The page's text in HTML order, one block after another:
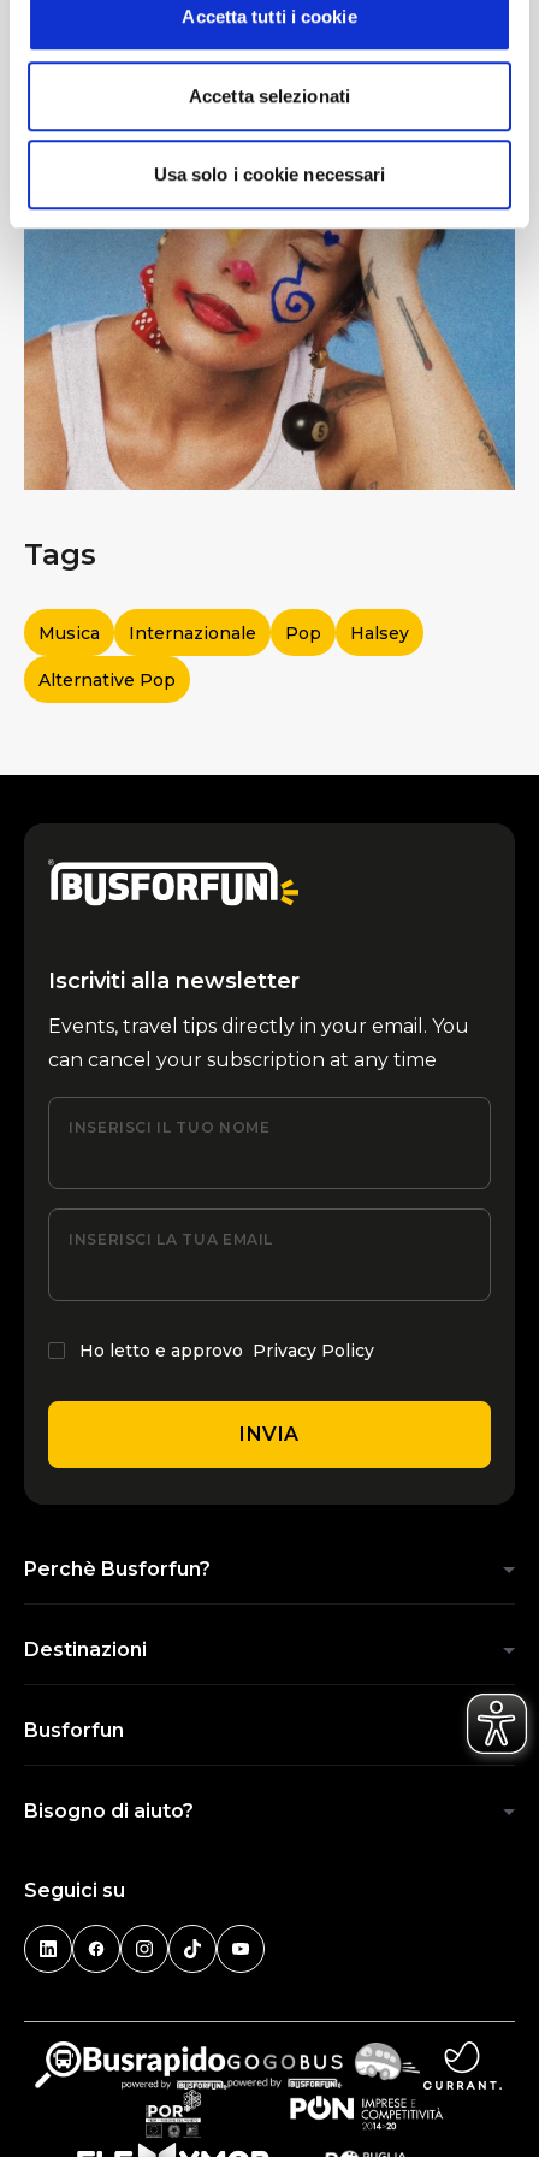
Accetta tutti i cookie
Accetta selezionati
Usa solo i cookie necessari
Tags
Musica Internazionale Pop Halsey
Alternative Pop
Iscriviti alla newsletter
Events, travel tips directly in your email. You
can cancel your subscription at any time
INSERISCI IL TUO NOME
INSERISCI LA TUA EMAIL
Ho letto e approvo Privacy Policy
INVIA
Perchè Busforfun?
Destinazioni
Busforfun
Bisogno di aiuto?
Seguici su